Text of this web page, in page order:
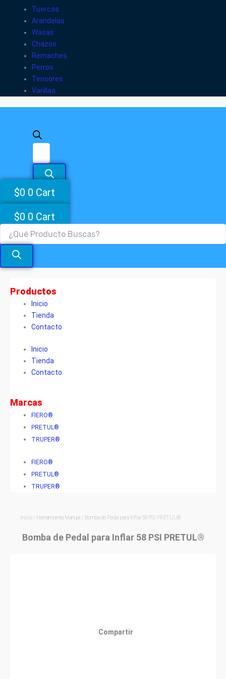
Tuercas
Arandelas
Wasas
Chazos
Remaches
Perros
Tensores
Varillas
$0 0 Cart
$0 0 Cart
Productos
Inicio
Tienda
Contacto
Inicio
Tienda
Contacto
Marcas
FIERO®
PRETUL®
TRUPER®
FIERO®
PRETUL®
TRUPER®
Inicio / Herramienta Manual / Bomba de Pedal para Inflar 58 PSI PRETUL®
Bomba de Pedal para Inflar 58 PSI PRETUL®
Compartir